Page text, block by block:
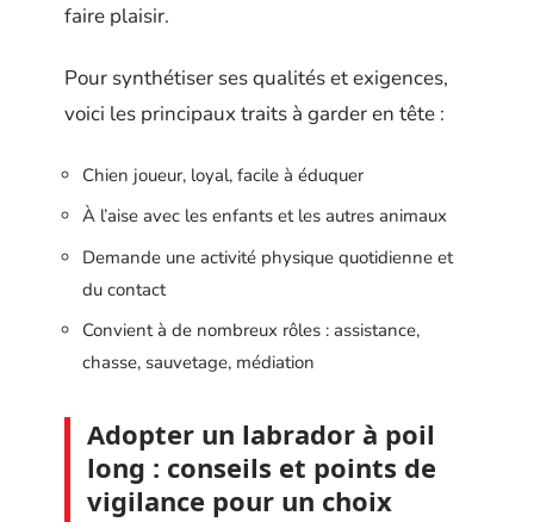
faire plaisir.
Pour synthétiser ses qualités et exigences,
voici les principaux traits à garder en tête :
Chien joueur, loyal, facile à éduquer
À l’aise avec les enfants et les autres animaux
Demande une activité physique quotidienne et
du contact
Convient à de nombreux rôles : assistance,
chasse, sauvetage, médiation
Adopter un labrador à poil
long : conseils et points de
vigilance pour un choix